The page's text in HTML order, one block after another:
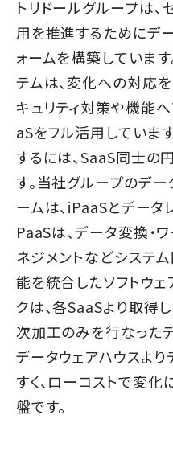
トリドールグループは
用を推進するためにデ
ォームを構築していま
テムは、変化への対応
キュリティ対策や機能
aSをフル活用していま
するには、SaaS同士
す。当社グループのデー
ームは、iPaaSとデータ
PaaSは、データ変換・
ネジメントなどシステ
能を統合したソフトウェ
クは、各SaaSより取得
次加工のみを行なった
データウェアハウスよ
すく、ローコストで変
盤です。